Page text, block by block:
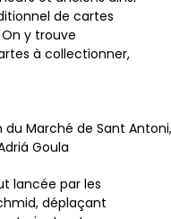
de cartes
y trouve
à collectionner,
Marché de Sant Antoni,
Goula
lancée par les
déplaçant